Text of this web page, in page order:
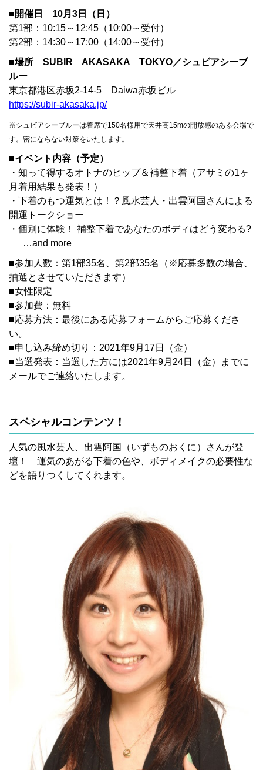
■開催日 10月3日（日）
第1部：10:15～12:45（10:00～受付）
第2部：14:30～17:00（14:00～受付）
■場所 SUBIR AKASAKA TOKYO／シュビアシーブ
ルー
東京都港区赤坂2-14-5 Daiwa赤坂ビル
https://subir-akasaka.jp/
※シュビアシーブルーは着席で150名様用で天井高15mの開放感のある会場で
す。密にならない対策をいたします。
■イベント内容（予定）
・知って得するオトナのヒップ＆補整下着（アサミの1ヶ
月着用結果も発表！）
・下着のもつ運気とは！？風水芸人・出雲阿国さんに よる
開運トークショー
・個別に体験！ 補整下着であなたのボディはどう変わる?
…and more
■参加人数：第1部35名、第2部35名（※応募多数の場合、
抽選とさせていただきます）
■女性限定
■参加費：無料
■応募方法：最後にある応募フォームからご応募くださ
い。
■申し込み締め切り：2021年9月17日（金）
■当選発表：当選した方には2021年9月24日（金）までに
メールでご連絡いたします。
スペシャルコンテンツ！
人気の風水芸人、出雲阿国（いずものおくに）さんが登
壇！ 運気のあがる下着の色や、ボディメイクの必要性な
どを語りつくしてくれます。